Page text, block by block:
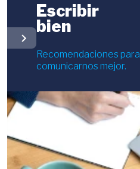
chevron_right
Escribir
bien
Recomendaciones para
comunicarnos mejor.